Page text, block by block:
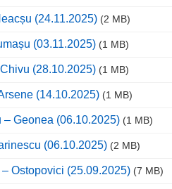
(24.11.2025) (2 MB)
(03.11.2025) (1 MB)
(28.10.2025) (1 MB)
(14.10.2025) (1 MB)
Geonea (06.10.2025) (1 MB)
(06.10.2025) (2 MB)
Ostopovici (25.09.2025) (7 MB)